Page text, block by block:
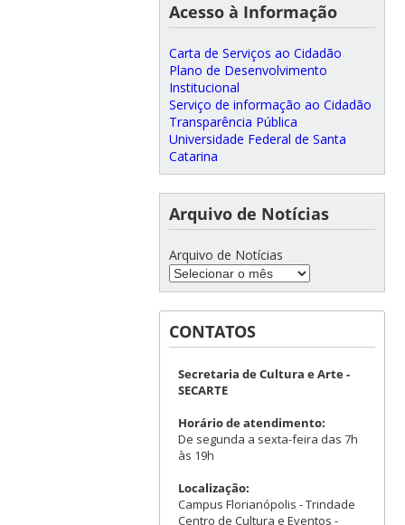
Acesso à Informação
Carta de Serviços ao Cidadão
Plano de Desenvolvimento
Institucional
Serviço de informação ao Cidadão
Transparência Pública
Universidade Federal de Santa
Catarina
Arquivo de Notícias
Arquivo de Notícias
CONTATOS
Secretaria de Cultura e Arte -
SECARTE
Horário de atendimento:
De segunda a sexta-feira das 7h
às 19h
Localização:
Campus Florianópolis - Trindade
Centro de Cultura e Eventos -